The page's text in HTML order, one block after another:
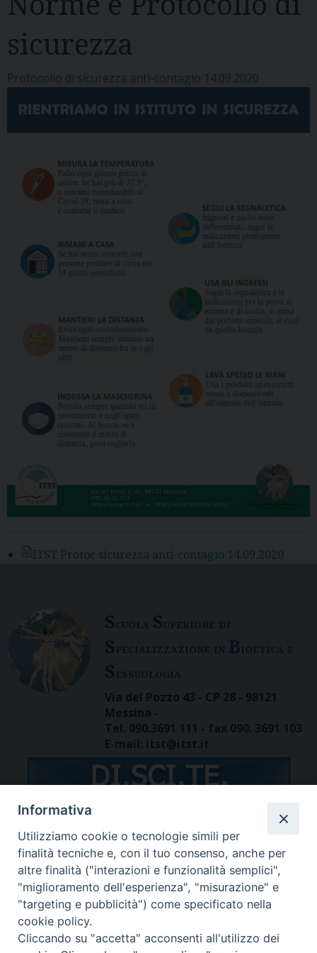
sicurezza
Protocollo di sicurezza anti-contagio 14.09.2020
ITST Protoc sicurezza anti-contagio 14.09.2020
Scuola Superiore di
Specializzazione in Bioetica e
Sessuologia
Via del Pozzo 43 - CP 28 - 98121
Messina -
Tel. 090.3691 111 - fax 090. 3691 103
E-mail: itst@itst.it
STUDENTI/DOCENTI
Informativa
Utilizziamo cookie o tecnologie simili per
finalità tecniche e, con il tuo consenso, anche per
altre finalità ("interazioni e funzionalità semplici",
"miglioramento dell'esperienza", "misurazione" e
"targeting e pubblicità") come specificato nella
cookie policy.
Cliccando su "accetta" acconsenti all'utilizzo dei